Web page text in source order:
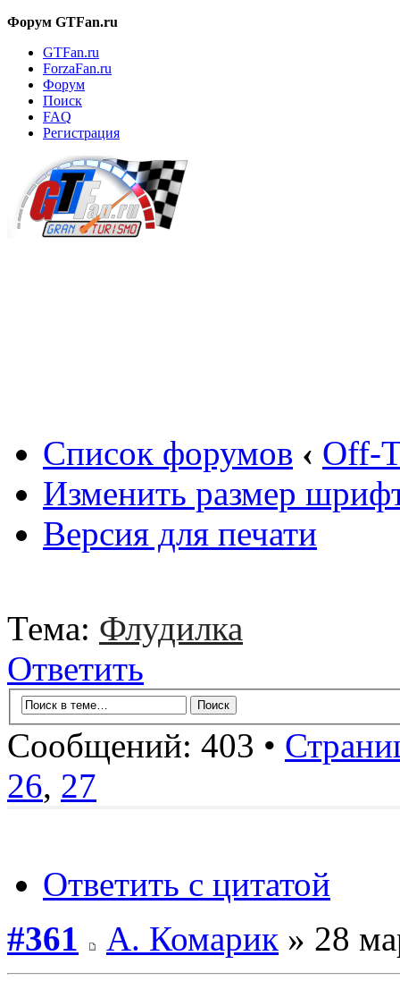
Форум GTFan.ru
GTFan.ru
ForzaFan.ru
Форум
Поиск
FAQ
Регистрация
Список форумов ‹ Off-
Изменить размер
Версия для печати
Тема: Флудилка
Ответить
Сообщений: 403 •
26, 27
Ответить с цитатой
#361
А. Комарик » 28